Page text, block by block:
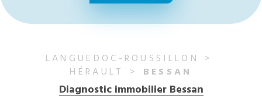
LANGUEDOC-ROUSSILLON
HÉRAULT
BESSAN
Diagnostic immobilier Bessan